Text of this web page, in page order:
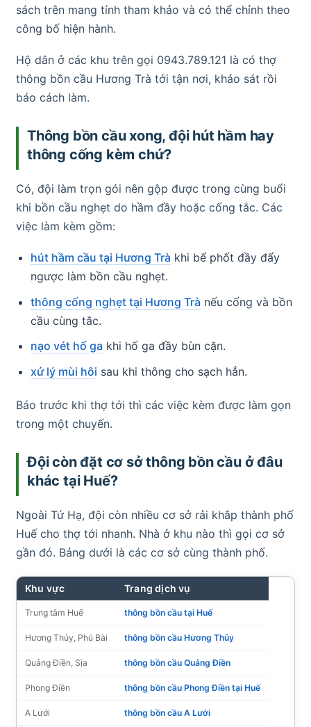
sách trên mang tính tham khảo và có thể chỉnh theo
công bố hiện hành.
Hộ dân ở các khu trên gọi 0943.789.121 là có thợ
thông bồn cầu Hương Trà tới tận nơi, khảo sát rồi
báo cách làm.
Thông bồn cầu xong, đội hút hầm hay
thông cống kèm chứ?
Có, đội làm trọn gói nên gộp được trong cùng buổi
khi bồn cầu nghẹt do hầm đầy hoặc cống tắc. Các
việc làm kèm gồm:
hút hầm cầu tại Hương Trà khi bể phốt đầy đẩy
ngược làm bồn cầu nghẹt.
thông cống nghẹt tại Hương Trà nếu cống và bồn
cầu cùng tắc.
nạo vét hố ga khi hố ga đầy bùn cặn.
xử lý mùi hôi sau khi thông cho sạch hẳn.
Báo trước khi thợ tới thì các việc kèm được làm gọn
trong một chuyến.
Đội còn đặt cơ sở thông bồn cầu ở đâu
khác tại Huế?
Ngoài Tứ Hạ, đội còn nhiều cơ sở rải khắp thành phố
Huế cho thợ tới nhanh. Nhà ở khu nào thì gọi cơ sở
gần đó. Bảng dưới là các cơ sở cùng thành phố.
Khu vực Trang dịch vụ
Trung tâm Huế thông bồn cầu tại Huế
Hương Thủy, Phú Bài thông bồn cầu Hương Thủy
Quảng Điền, Sịa thông bồn cầu Quảng Điền
Phong Điền thông bồn cầu Phong Điền tại Huế
A Lưới thông bồn cầu A Lưới